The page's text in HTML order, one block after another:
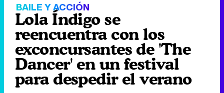
BAILE Y ACCIÓN
Lola Índigo se
reencuentra con los
exconcursantes de 'The
Dancer' en un festival
para despedir el verano